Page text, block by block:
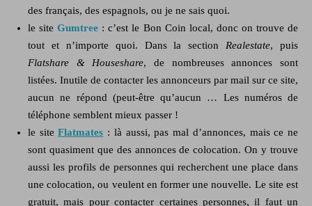
des français, des espagnols, ou je ne sais quoi.
le siteGumtree : c’est le Bon Coin local, donc on trouve de
tout et n’importe quoi. Dans la section Realestate, puis
Flatshare & Houseshare, de nombreuses annonces sont
listées. Inutile de contacter les annonceurs par mail sur ce site,
aucun ne répond (peut-être qu’aucun … Les numéros de
téléphone semblent mieux passer !
le siteFlatmates : là aussi, pas mal d’annonces, mais ce ne
sont quasiment que des annonces de colocation. On y trouve
aussi les profils de personnes qui recherchent une place dans
une colocation, ou veulent en former une nouvelle. Le site est
gratuit, mais pour contacter certaines personnes, il faut un